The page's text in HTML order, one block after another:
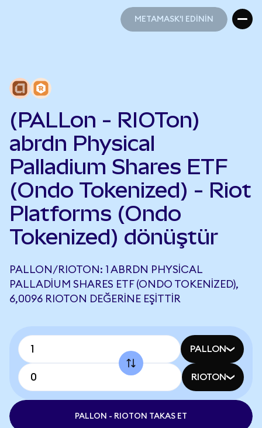
METAMASK'I EDİNİN
(PALLon - RIOTon)
abrdn Physical
Palladium Shares ETF
(Ondo Tokenized) - Riot
Platforms (Ondo
Tokenized) dönüştür
PALLON/RIOTON: 1 ABRDN PHYSICAL
PALLADIUM SHARES ETF (ONDO TOKENIZED),
6,0096 RIOTON DEĞERINE EŞITTIR
PALLON
RIOTON
PALLON - RIOTON TAKAS ET